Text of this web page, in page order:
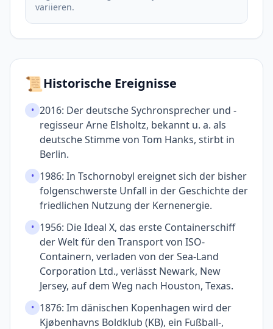
variieren.
📜Historische Ereignisse
• 2016: Der deutsche Sychronsprecher und -
regisseur Arne Elsholtz, bekannt u. a. als
deutsche Stimme von Tom Hanks, stirbt in
Berlin.
• 1986: In Tschornobyl ereignet sich der bisher
folgenschwerste Unfall in der Geschichte der
friedlichen Nutzung der Kernenergie.
• 1956: Die Ideal X, das erste Containerschiff
der Welt für den Transport von ISO-
Containern, verladen von der Sea-Land
Corporation Ltd., verlässt Newark, New
Jersey, auf dem Weg nach Houston, Texas.
• 1876: Im dänischen Kopenhagen wird der
Kjøbenhavns Boldklub (KB), ein Fußball-,